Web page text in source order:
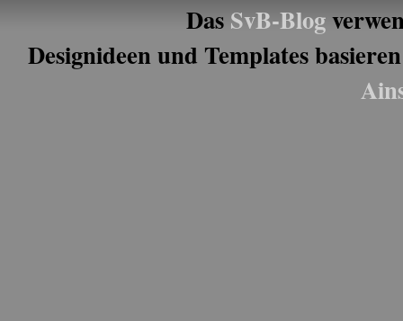
DasSvB-Blog
Designideen und Templates